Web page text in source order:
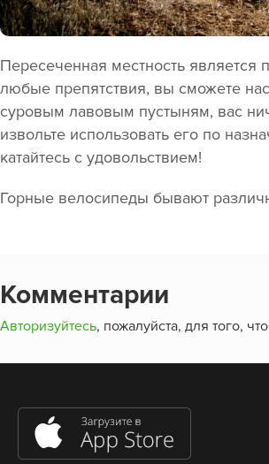
Пересеченная местность
любые препятствия, вы сможете
суровым лавовым пустыням, вас
извольте использовать его по
катайтесь с удовольствием!
Горные велосипеды бывают
Комментарии
Авторизуйтесь, пожалуйста, для того,